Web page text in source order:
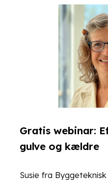
Gratis webinar:
gulve og kældre
Susie fra